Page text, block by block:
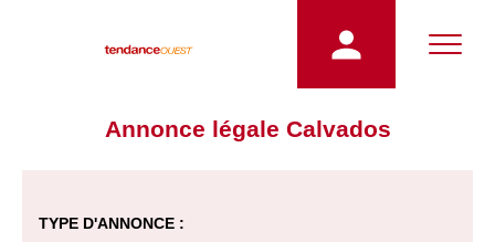
Annonce légale Calvados
TYPE D'ANNONCE :